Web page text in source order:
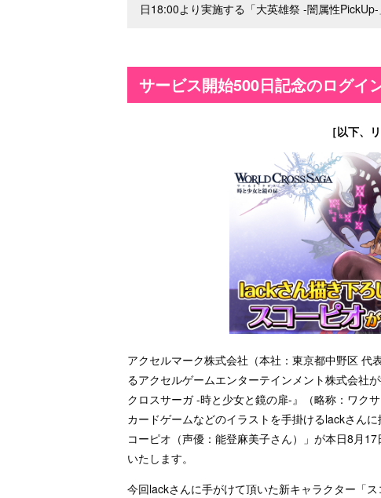
日18:00より実施する「大英雄祭 -闇属性
サービス開始500日記念のログイ
［以下、
アクセルマーク株式会社（本社：東京都中野区
るアクセルゲームエンターテインメント株式会社
クロスサーガ -時と少女と鏡の扉-』（略称：ワク
カードゲームなどのイラストを手掛けるlackさん
コーピオ（声優：能登麻美子さん）」が本日8月
いたします。
今回lackさんに手がけて頂いた新キャラクター「